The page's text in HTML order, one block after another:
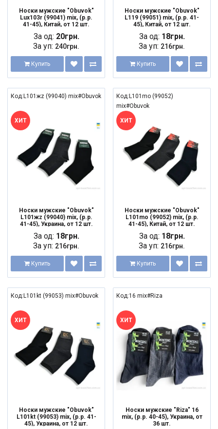
Носки мужские "Obuvok"
Lux103r (99041) mix, (р.р.
41-45), Китай, от 12 шт.
За од: 20грн.
За уп: 240грн.
Купить
Носки мужские "Obuvok"
L119 (99051) mix, (р.р. 41-
45), Китай, от 12 шт.
За од: 18грн.
За уп: 216грн.
Купить
Код:L101жz (99040) mix#Obuvok
ХИТ
Носки мужские "Obuvok"
L101жz (99040) mix, (р.р.
41-45), Украина, от 12 шт.
За од: 18грн.
За уп: 216грн.
Купить
Код:L101mo (99052)
mix#Obuvok
ХИТ
Носки мужские "Obuvok"
L101mo (99052) mix, (р.р.
41-45), Китай, от 12 шт.
За од: 18грн.
За уп: 216грн.
Купить
Код:L101kt (99053) mix#Obuvok
ХИТ
Носки мужские "Obuvok"
L101kt (99053) mix, (р.р. 41-
45), Украина, от 12 шт.
Код:16 mix#Riza
ХИТ
Носки мужские "Riza" 16
mix, (р.р. 40-45), Украина, от
36 шт.